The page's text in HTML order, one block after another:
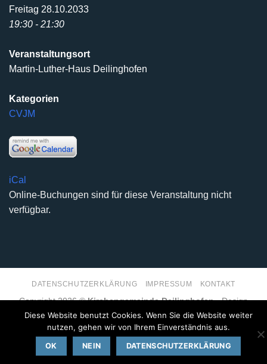
Freitag 28.10.2033
19:30 - 21:30
Veranstaltungsort
Martin-Luther-Haus Deilinghofen
Kategorien
CVJM
iCal
Online-Buchungen sind für diese Veranstaltung nicht
verfügbar.
DATENSCHUTZERKLÄRUNG IMPRESSUM KONTAKT
Copyright 2026 ©Kirchengemeinde Deilinghofen- Design
kleinzweidrei Kommunikationsdesign
Diese Website benutzt Cookies. Wenn Sie die Website weiter
nutzen, gehen wir von Ihrem Einverständnis aus.
OK NEIN DATENSCHUTZERKLÄRUNG